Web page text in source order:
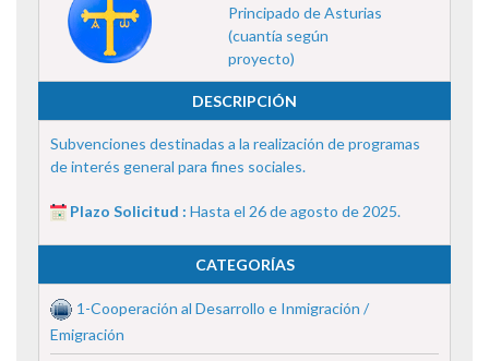
Principado de Asturias
(cuantía según
proyecto)
DESCRIPCIÓN
Subvenciones destinadas a la realización de programas
de interés general para fines sociales.
Plazo Solicitud : Hasta el 26 de agosto de 2025.
CATEGORÍAS
1-Cooperación al Desarrollo e Inmigración /
Emigración